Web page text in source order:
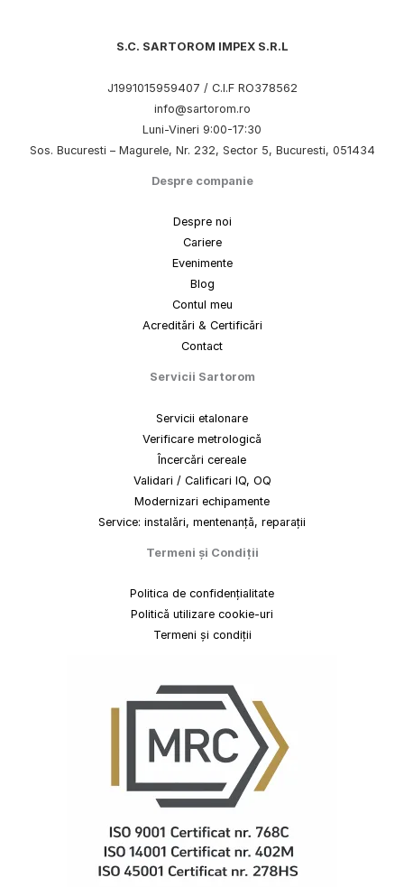
S.C. SARTOROM IMPEX S.R.L
J1991015959407 / C.I.F RO378562
info@sartorom.ro
Luni-Vineri 9:00-17:30
Sos. Bucuresti – Magurele, Nr. 232, Sector 5, Bucuresti, 051434
Despre companie
Despre noi
Cariere
Evenimente
Blog
Contul meu
Acreditări & Certificări
Contact
Servicii Sartorom
Servicii etalonare
Verificare metrologică
Încercări cereale
Validari / Calificari IQ, OQ
Modernizari echipamente
Service: instalări, mentenanță, reparații
Termeni și Condiții
Politica de confidențialitate
Politică utilizare cookie-uri
Termeni și condiții